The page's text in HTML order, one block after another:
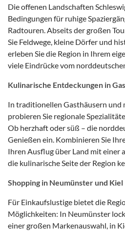
Die offenen Landschaften
Bedingungen für ruhige
Radtouren. Abseits der großen
Sie Feldwege, kleine Dörfer und
erleben Sie die Region in Ihrem
viele Eindrücke vom
Kulinarische Entdeckungen in
In traditionellen Gasthäusern und
probieren Sie regionale
Ob herzhaft oder süß – die
Genießen ein. Kombinieren Sie
Ihren Ausflug über Land mit einer
die kulinarische Seite der Region
Shopping in Neumünster und Kiel
Für Einkaufslustige bietet die
Möglichkeiten: In Neumünster
einer großen Markenauswahl, in